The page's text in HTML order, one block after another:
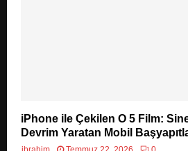
iPhone ile Çekilen O 5 Film:
Devrim Yaratan Mobil